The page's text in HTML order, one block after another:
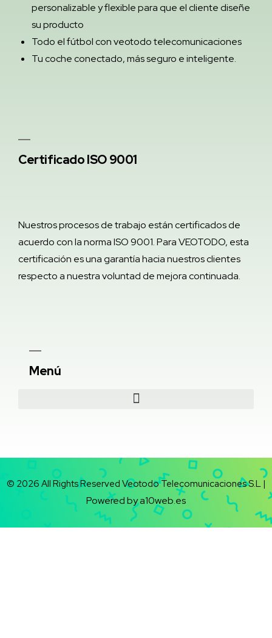
Menú
personalizable y flexible para que el cliente diseñe
su producto
Todo el fútbol con veotodo telecomunicaciones
Tu coche conectado, más seguro e inteligente.
Certificado ISO 9001
Nuestros procesos de trabajo están certificados de
acuerdo con la norma ISO 9001. Para VEOTODO, esta
certificación es una garantía hacia nuestros clientes
respecto a nuestra voluntad de mejora continuada.
© 2026 All Rights Reserved Veotodo Telecomunicaciones S.L |
Powered by a10web.es